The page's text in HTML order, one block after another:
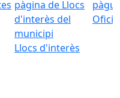
Llocs d'interès